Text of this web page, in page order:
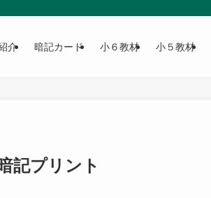
介 暗記カード 小６教材 小５教材
記プリント